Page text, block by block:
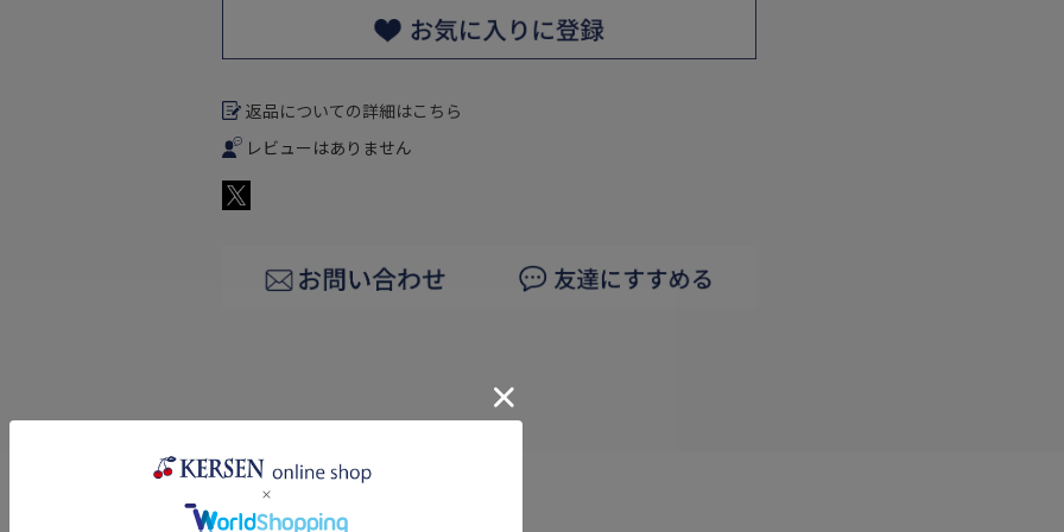
返品についての詳細はこちら
レビューはありません